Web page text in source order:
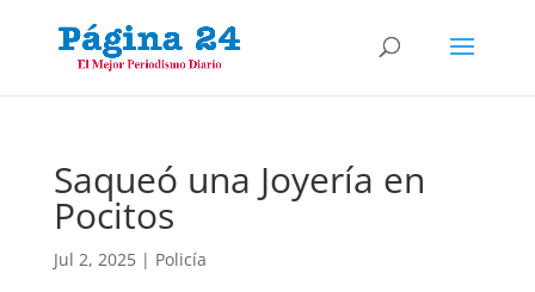
Saqueó una Joyería en
Pocitos
Jul 2, 2025| Policía